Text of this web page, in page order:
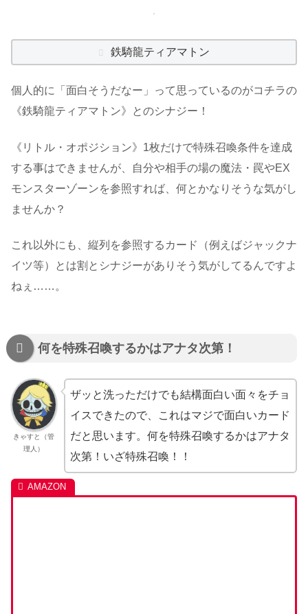
鉄騎龍ティアマトン
個人的に「面白そうだなー」って思っているのがコチラの
《鉄騎龍ティアマトン》とのシナジー！
《リトル・オポジション》1枚だけで特殊召喚条件を達成
する事はできませんが、自分や相手の場の魔法・罠やEX
モンスターゾーンを参照すれば、何とかなりそうな気がし
ませんか？
これ以外にも、縦列を参照するカード（例えばジャックナ
イツ等）とは割とシナジーがありそう気がしてるんですよ
ねぇ……。
何を特殊召喚するかはアナタ次第！
きゃすと（管
理人）
ザッと洗っただけでも結構面白い面々をチョ
イスできたので、これはマジで面白いカード
だと思います。何を特殊召喚するかはアナタ
次第！いざ特殊召喚！！